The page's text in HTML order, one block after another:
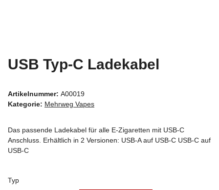
USB Typ-C Ladekabel
Artikelnummer: A00019
Kategorie: Mehrweg Vapes
Das passende Ladekabel für alle E-Zigaretten mit USB-C
Anschluss. Erhältlich in 2 Versionen: USB-A auf USB-C USB-C auf
USB-C
Typ